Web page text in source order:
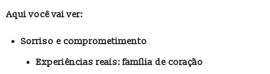
Aqui você vai ver:
Sorriso e comprometimento
Experiências reais: família de coração